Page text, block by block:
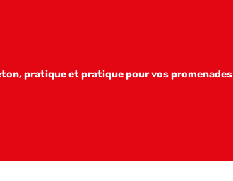
pratique et pratique pour vos promenades